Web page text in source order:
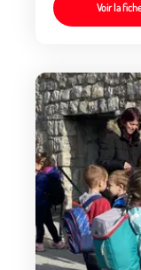
Voir la